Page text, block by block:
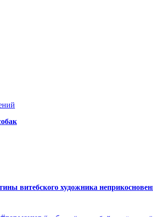
витебского художника